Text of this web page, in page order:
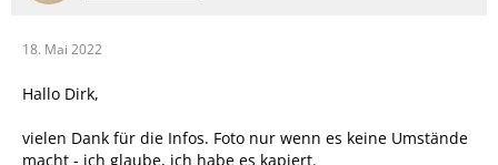
18. Mai 2022
Hallo Dirk,
vielen Dank für die Infos. Foto nur wenn es keine Umstände
macht - ich glaube, ich habe es kapiert.